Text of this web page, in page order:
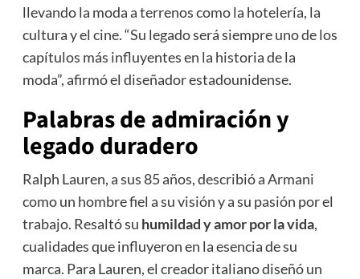
llevando la moda a terrenos como la hotelería, la
cultura y el cine. “Su legado será siempre uno de los
capítulos más influyentes en la historia de la
moda”, afirmó el diseñador estadounidense.
Palabras de admiración y
legado duradero
Ralph Lauren, a sus 85 años, describió a Armani
como un hombre fiel a su visión y a su pasión por el
trabajo. Resaltó su humildad y amor por la vida,
cualidades que influyeron en la esencia de su
marca. Para Lauren, el creador italiano diseñó un